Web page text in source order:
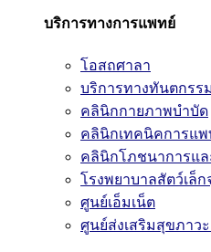
บริการทางการแพทย์
โอสถศาลา
บริการทางทันตกรรม
คลินิกกายภาพบำบัด
คลินิกเทคนิคการแพ
คลินิกโภชนาการแ
โรงพยาบาลสัตว์เล็ก
ศูนย์เอ็มเน็ต
ศูนย์ส่งเสริมสุขภาว